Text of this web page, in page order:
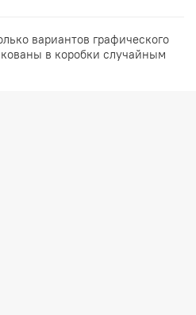
вариантов графического
в коробки случайным